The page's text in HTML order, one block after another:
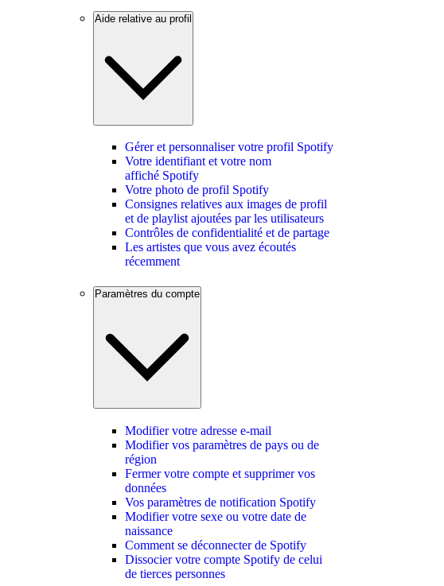
Aide relative au profil
Gérer et personnaliser votre profil Spotify
Votre identifiant et votre nom
affiché Spotify
Votre photo de profil Spotify
Consignes relatives aux images de profil
et de playlist ajoutées par les utilisateurs
Contrôles de confidentialité et de partage
Les artistes que vous avez écoutés
récemment
Paramètres du compte
Modifier votre adresse e-mail
Modifier vos paramètres de pays ou de
région
Fermer votre compte et supprimer vos
données
Vos paramètres de notification Spotify
Modifier votre sexe ou votre date de
naissance
Comment se déconnecter de Spotify
Dissocier votre compte Spotify de celui
de tierces personnes